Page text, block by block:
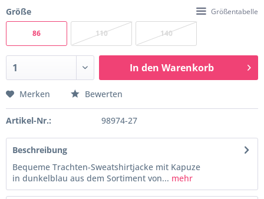
Größe
Größentabelle
86 110 140
In den Warenkorb
Merken Bewerten
Artikel-Nr.: 98974-27
Beschreibung
Bequeme Trachten-Sweatshirtjacke mit Kapuze
in dunkelblau aus dem Sortiment von... mehr